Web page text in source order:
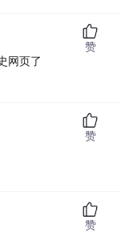
网页了
赞
赞
赞